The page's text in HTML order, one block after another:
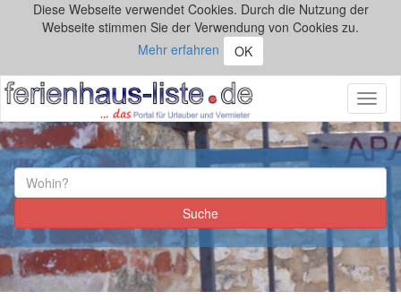
Diese Webseite verwendet Cookies. Durch die Nutzung der
Webseite stimmen Sie der Verwendung von Cookies zu.
Mehr erfahren
OK